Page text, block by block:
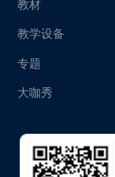
教材
教学设备
专题
大咖秀